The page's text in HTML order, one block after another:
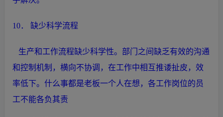
10． 缺少科学流程
生产和工作流程缺少科学性。部门之间缺乏有效的沟通
和控制机制，横向不协调，在工作中相互推诿扯皮，效
率低下。什么事都是老板一个人在想，各工作岗位的员
工不能各负其责